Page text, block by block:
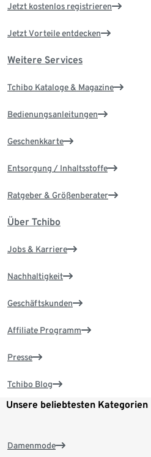
Jetzt kostenlos registrieren
Jetzt Vorteile entdecken
Weitere Services
Tchibo Kataloge & Magazine
Bedienungsanleitungen
Geschenkkarte
Entsorgung / Inhaltsstoffe
Ratgeber & Größenberater
Über Tchibo
Jobs & Karriere
Nachhaltigkeit
Geschäftskunden
Affiliate Programm
Presse
Tchibo Blog
Unsere beliebtesten Kategorien
Damenmode